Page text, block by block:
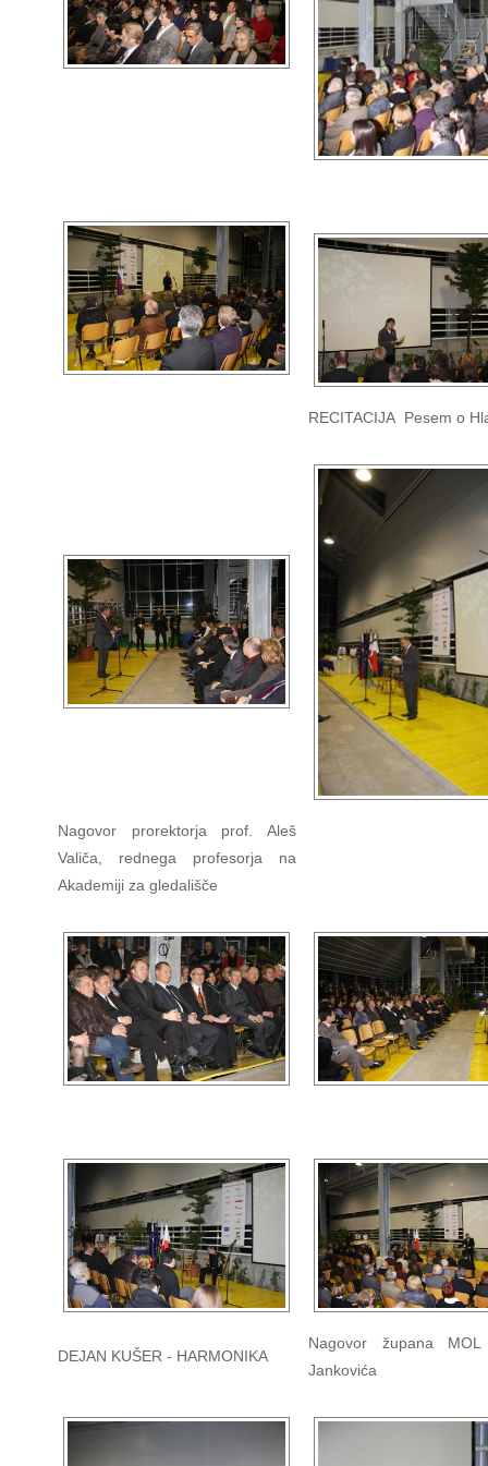
RECITACIJA Pesem o
Nagovor prorektorja prof. Aleš
Valiča, rednega profesorja na
Akademiji za gledališče
DEJAN KUŠER - HARMONIKA
Nagovor župana
Jankovića